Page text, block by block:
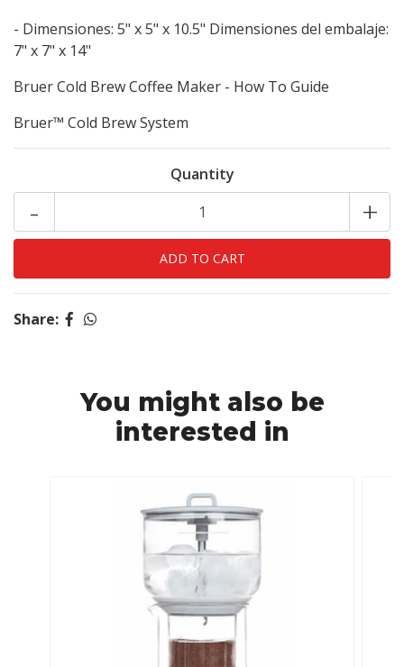
‎‎- Dimensiones: 5" x 5" x 10.5" Dimensiones del embalaje:
7" x 7" x 14"‎
Bruer Cold Brew Coffee Maker - How To Guide
Bruer™ Cold Brew System
Quantity
+
-
Share:
You might also be
interested in